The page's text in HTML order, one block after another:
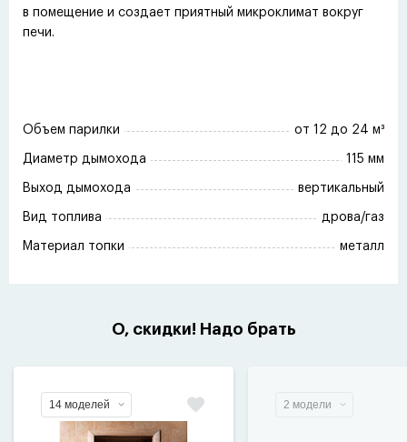
в помещение и создает приятный микроклимат вокруг
печи.
Объем парилки от 12 до 24 м³
Диаметр дымохода 115 мм
Выход дымохода вертикальный
Вид топлива дрова/газ
Материал топки металл
О, скидки! Надо брать
14 моделей 2 модели